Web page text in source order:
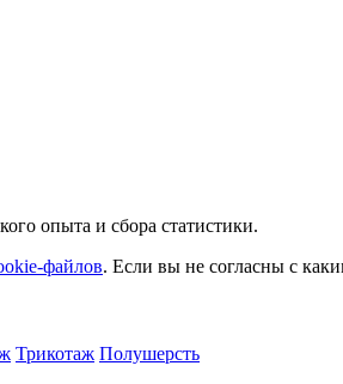
опыта и сбора статистики.
файлов. Если вы не согласны с
Трикотаж Полушерсть